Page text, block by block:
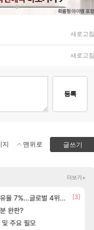
새로고침
새로고침
등록
글쓰기
지 맨위로
랄한 BM 설계 [24]
더보기+
7%…글로벌 4위로 부상
[3]
완판?
주요 필모